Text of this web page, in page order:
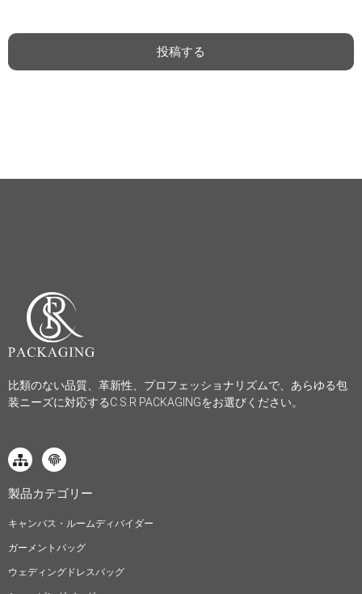
投稿する
比類のない品質、革新性、プロフェッショナリズムで、あらゆる包
装ニーズに対応するC.S.R PACKAGINGをお選びください。
製品カテゴリー
キャンバス・ルームディバイダー
ガーメントバッグ
ウェディングドレスバッグ